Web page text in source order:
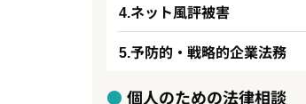
ネット風評被害
予防的・戦略的企業法務
個人のための法律相談